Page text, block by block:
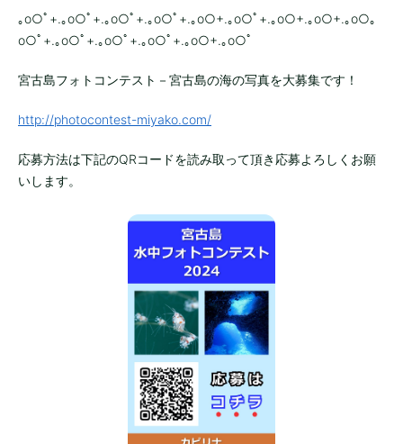
｡o○ﾟ+.｡o○ﾟ+.｡o○ﾟ+.｡o○ﾟ+.｡o○+.｡o○ﾟ+.｡o○+.｡o○+.｡o○｡
o○ﾟ+.｡o○ﾟ+.｡o○ﾟ+.｡o○ﾟ+.｡o○+.｡o○ﾟ
宮古島フォトコンテスト－宮古島の海の写真を大募集です！
http://photocontest-miyako.com/
応募方法は下記のQRコードを読み取って頂き応募よろしくお願
いします。